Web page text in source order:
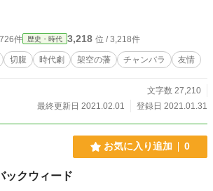
件 歴史・時代 3,218 位 / 3,218件
切腹 時代劇 架空の藩 チャンバラ 友情
文字数 27,210
最終更新日 2021.02.01
登録日 2021.01.31
お気に入り追加 0
ックウィード